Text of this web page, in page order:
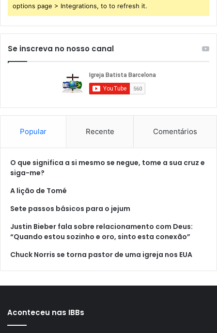
options page > Integrations, to to refresh it.
Se inscreva no nosso canal
Popular Recente Comentários
O que significa a si mesmo se negue, tome a sua cruz e
siga-me?
A lição de Tomé
Sete passos básicos para o jejum
Justin Bieber fala sobre relacionamento com Deus:
“Quando estou sozinho e oro, sinto esta conexão”
Chuck Norris se torna pastor de uma igreja nos EUA
Aconteceu nas IBBs